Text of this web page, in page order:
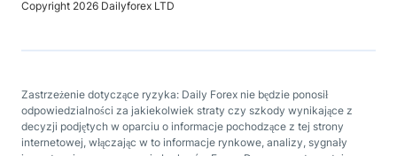
Copyright 2026 Dailyforex LTD
Zastrzeżenie dotyczące ryzyka: Daily Forex nie będzie ponosił
odpowiedzialności za jakiekolwiek straty czy szkody wynikające z
decyzji podjętych w oparciu o informacje pochodzące z tej strony
internetowej, włączając w to informacje rynkowe, analizy, sygnały